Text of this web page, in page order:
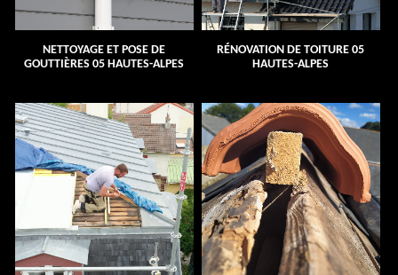
NETTOYAGE ET POSE DE
GOUTTIÈRES 05 HAUTES-ALPES
RÉNOVATION DE TOITURE 05
HAUTES-ALPES